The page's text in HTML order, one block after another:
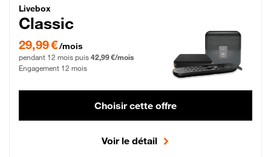
Livebox Classic Fibre
Livebox
Classic
29,99 € par mois pendant 12 mois puis 42,99 € par mois, Engagement 12 mois
29,99 €/mois
pendant 12 mois puis 42,99 €/mois
Engagement 12 mois
Choisir cette offre
Voir le détail